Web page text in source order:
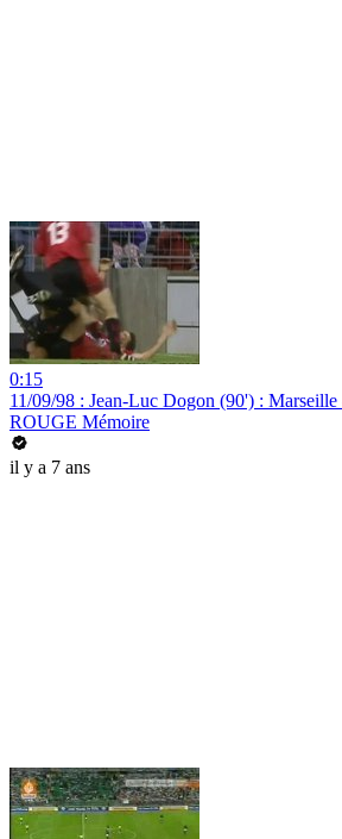
0:15
11/09/98 : Jean-Luc Dogon (90') : Marseille
ROUGE Mémoire
il y a 7 ans